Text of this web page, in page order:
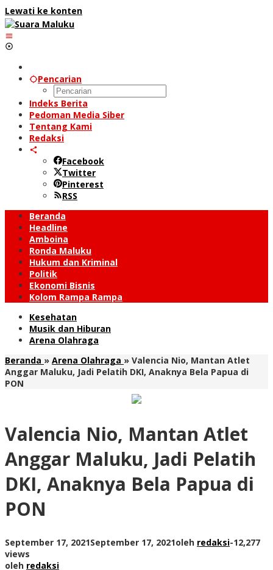
Lewati ke konten
Pencarian
Indeks Berita
Pedoman Media Siber
Tentang Kami
Redaksi
Facebook
Twitter
Pinterest
RSS
Beranda
Headline
Amboina
Ronda Maluku
Hukum dan Kriminal
Politik
Ekonomi Bisnis
Kolom Rampa Rampa
Kesehatan
Musik dan Hiburan
Arena Olahraga
Beranda » Arena Olahraga » Valencia Nio, Mantan Atlet
Anggar Maluku, Jadi Pelatih DKI, Anaknya Bela Papua di
PON
Valencia Nio, Mantan Atlet
Anggar Maluku, Jadi Pelatih
DKI, Anaknya Bela Papua di
PON
September 17, 2021September 17, 2021oleh redaksi-12,277
views
oleh redaksi